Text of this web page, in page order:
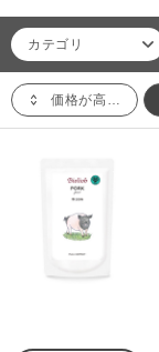
カテゴリ
価格が高い順